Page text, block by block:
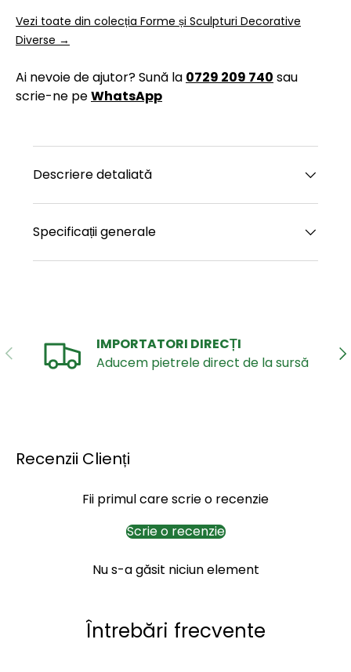
Vezi toate din colecția Forme și Sculpturi Decorative
Diverse →
Ai nevoie de ajutor? Sună la 0729 209 740 sau
scrie-ne peWhatsApp
Descriere detaliată
Specificații generale
ANTERIOR
IMPORTATORI DIRECȚI
Aducem pietrele direct de la sursă
Recenzii Clienți
Fii primul care scrie o recenzie
Scrie o recenzie
Nu s-a găsit niciun element
Întrebări frecvente